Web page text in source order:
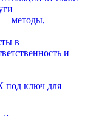
— методы,
в
и
под ключ для